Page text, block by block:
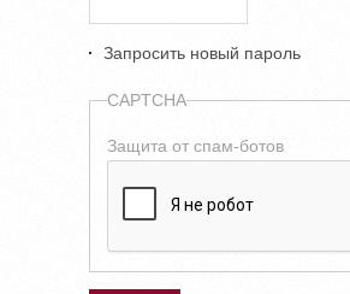
Запросить новый пароль
CAPTCHA
Защита от спам-ботов